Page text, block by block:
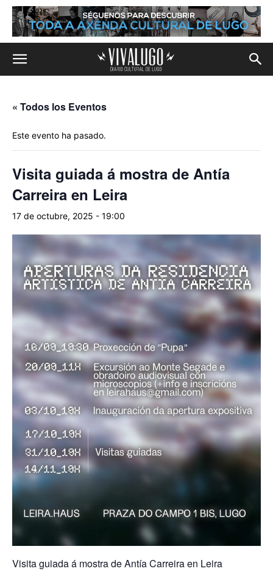
« Todos los Eventos
Este evento ha pasado.
Visita guiada á mostra de Antía
Carreira en Leira
17 de octubre, 2025 - 19:00
Visita guiada á mostra de Antía Carreira en Leira